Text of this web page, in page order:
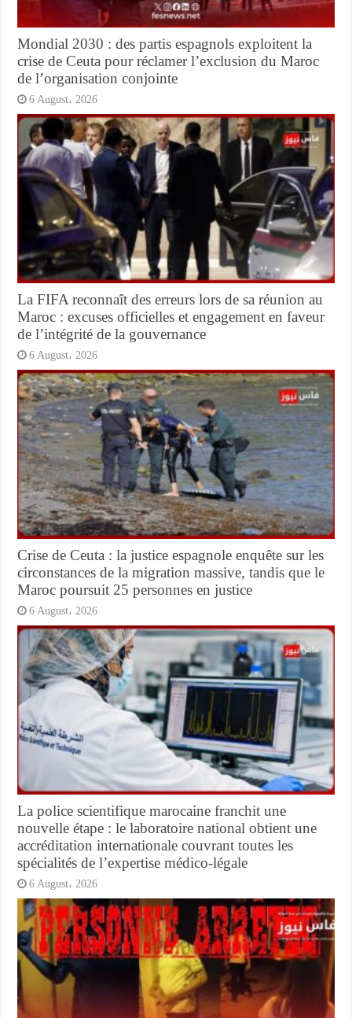
Mondial 2030 : des partis espagnols exploitent la
crise de Ceuta pour réclamer l’exclusion du Maroc
de l’organisation conjointe
6 August، 2026
La FIFA reconnaît des erreurs lors de sa réunion au
Maroc : excuses officielles et engagement en faveur
de l’intégrité de la gouvernance
6 August، 2026
Crise de Ceuta : la justice espagnole enquête sur les
circonstances de la migration massive, tandis que le
Maroc poursuit 25 personnes en justice
6 August، 2026
La police scientifique marocaine franchit une
nouvelle étape : le laboratoire national obtient une
accréditation internationale couvrant toutes les
spécialités de l’expertise médico-légale
6 August، 2026